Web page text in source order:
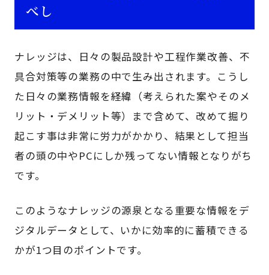
べし
ナレッジは、日々の製品設計や工程作業改善、不
具合対策等の業務の中で生み出されます。こうし
た日々の業務情報を経緯（考えられた案やそのメ
リット・デメリット等）まで含めて、改めて掘り
起こす事は非常に労力がかかり、結果として担当
者の頭の中やPCにしか残ってない情報となりがち
です。
このようなナレッジの源泉となる重要な情報をデ
ジタルデータとして、いかに効率的に蓄積できる
かが1つ目のポイントです。